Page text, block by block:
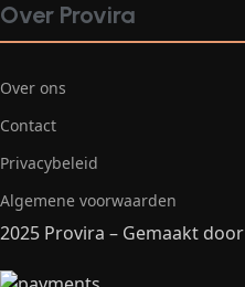
Over Provira
Over ons
Contact
Privacybeleid
Algemene voorwaarden
2025 Provira – Gemaakt door